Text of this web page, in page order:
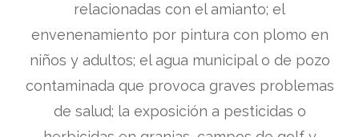
relacionadas con el amianto; el
envenenamiento por pintura con plomo en
niños y adultos; el agua municipal o de pozo
contaminada que provoca graves problemas
de salud; la exposición a pesticidas o